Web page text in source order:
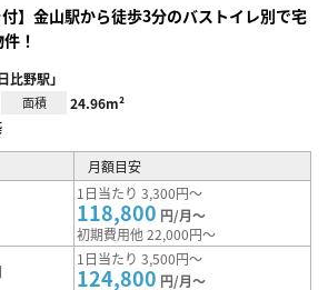
付】金山駅から徒歩3分のバストイレ別で宅
！
比野駅」
面積 24.96m²
月額目安
1日当たり 3,300円～
118,800 円/月～
初期費用他 22,000円～
1日当たり 3,500円～
124,800 円/月～